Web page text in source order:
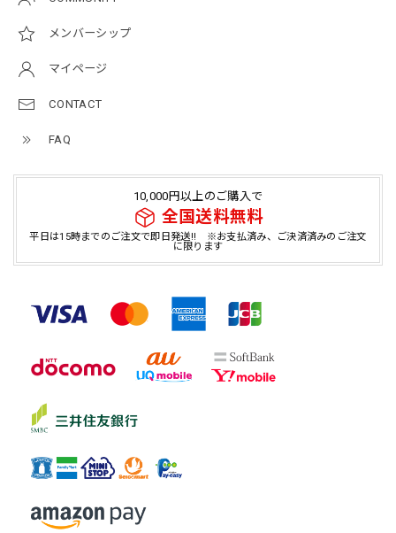
メンバーシップ
マイページ
CONTACT
FAQ
10,000円以上のご購入で
全国送料無料
平日は15時までのご注文で即日発送!! ※お支払済み、ご決済済みのご注文
に限ります